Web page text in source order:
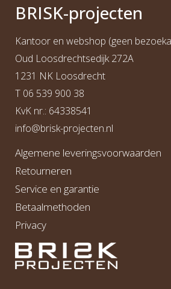
BRISK-projecten
Kantoor en webshop (geen
Oud Loosdrechtsedijk 272A
1231 NK Loosdrecht
T 06 539 900 38
KvK nr.: 64338541
info@brisk-projecten.nl
Algemene leveringsvoorwaarden
Retourneren
Service en garantie
Betaalmethoden
Privacy